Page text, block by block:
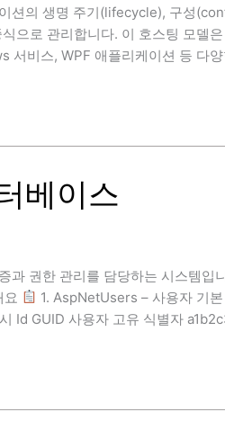
션의 생명 주기(lifecycle), 구성
으로 관리합니다. 이 호스팅 모델
서비스, WPF 애플리케이션 등 다
베이스
권한 관리를 담당하는 시스템입
요
1. AspNetUsers – 사용자 기
Id GUID 사용자 고유 식별자